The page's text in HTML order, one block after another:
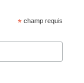
* champ requis